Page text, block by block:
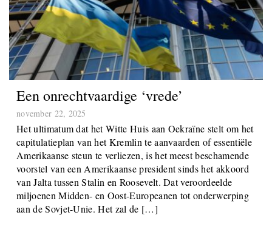
Een onrechtvaardige ‘vrede’
november 22, 2025
Het ultimatum dat het Witte Huis aan Oekraïne stelt om het
capitulatieplan van het Kremlin te aanvaarden of essentiële
Amerikaanse steun te verliezen, is het meest beschamende
voorstel van een Amerikaanse president sinds het akkoord
van Jalta tussen Stalin en Roosevelt. Dat veroordeelde
miljoenen Midden- en Oost-Europeanen tot onderwerping
aan de Sovjet-Unie. Het zal de […]